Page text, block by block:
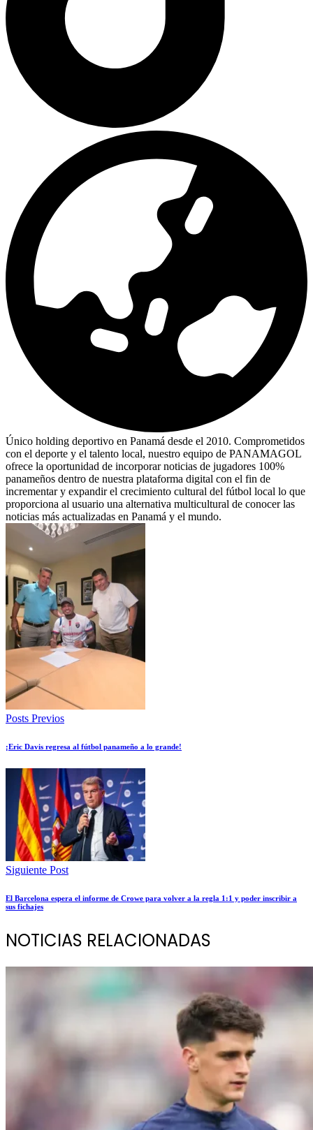
Único holding deportivo en Panamá desde el 2010. Comprometidos
con el deporte y el talento local, nuestro equipo de PANAMAGOL
ofrece la oportunidad de incorporar noticias de jugadores 100%
panameños dentro de nuestra plataforma digital con el fin de
incrementar y expandir el crecimiento cultural del fútbol local lo que
proporciona al usuario una alternativa multicultural de conocer las
noticias más actualizadas en Panamá y el mundo.
Posts Previos
¡Eric Davis regresa al fútbol panameño a lo grande!
Siguiente Post
El Barcelona espera el informe de Crowe para volver a la regla 1:1 y poder inscribir a
sus fichajes
NOTICIAS RELACIONADAS